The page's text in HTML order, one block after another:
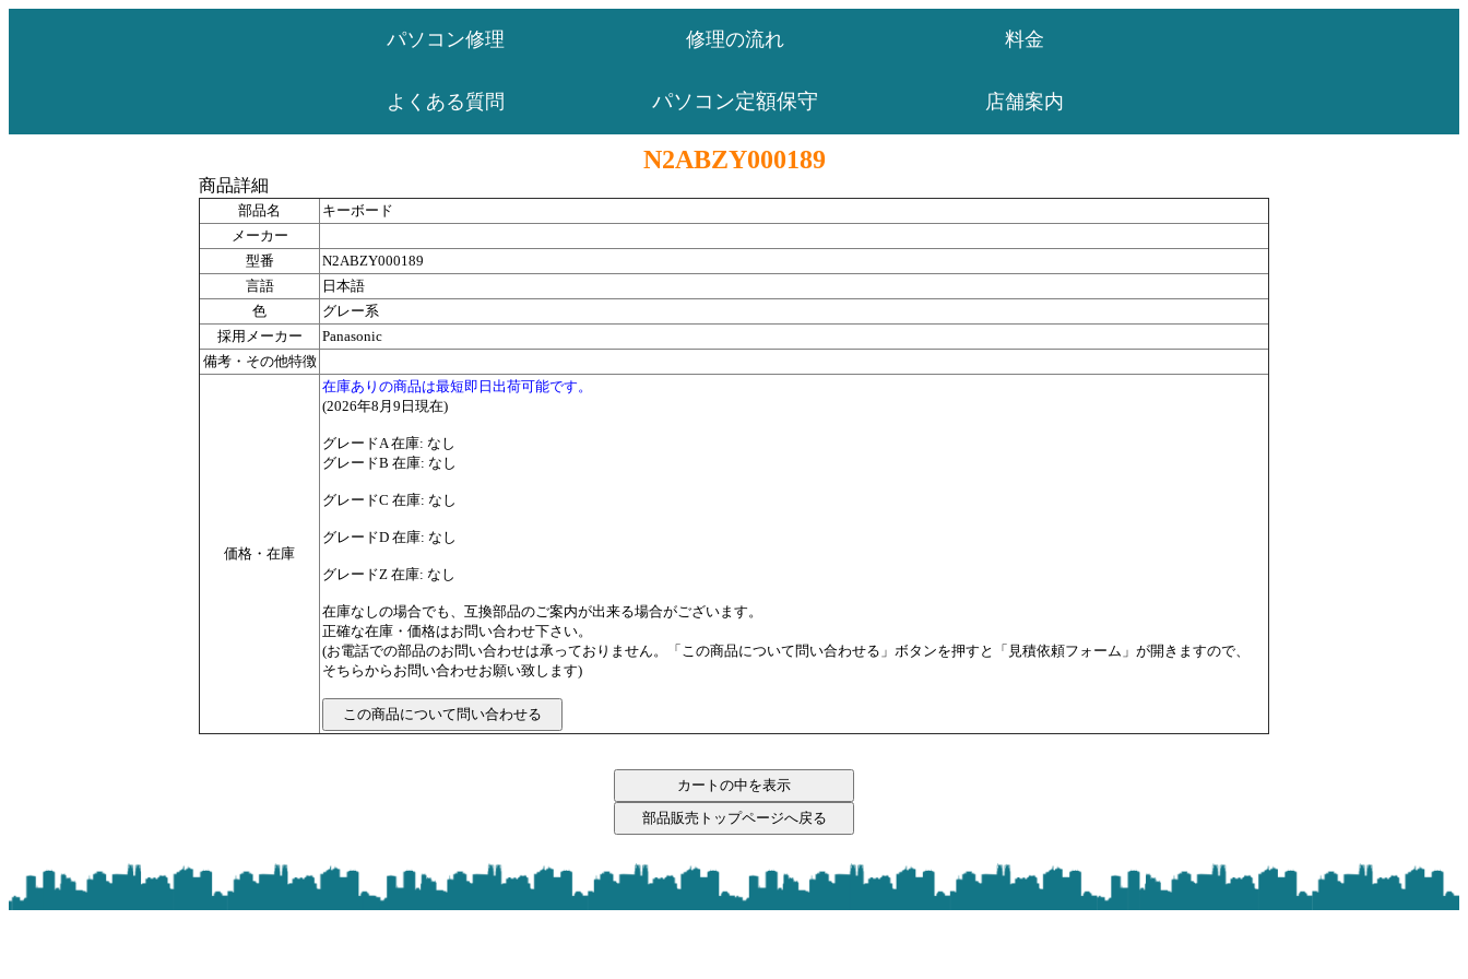
パソコン修理 修理の流れ 料金
よくある質問 パソコン定額保守 店舗案内
N2ABZY000189
商品詳細
部品名
キーボード
メーカー
型番
N2ABZY000189
言語
日本語
色
グレー系
採用メーカー
Panasonic
備考・その他特徴
価格・在庫
在庫ありの商品は最短即日出荷可能です。
(2026年8月9日現在)
グレードA 在庫: なし
グレードB 在庫: なし
グレードC 在庫: なし
グレードD 在庫: なし
グレードZ 在庫: なし
在庫なしの場合でも、互換部品のご案内が出来る場合がございます。
正確な在庫・価格はお問い合わせ下さい。
(お電話での部品のお問い合わせは承っておりません。「この商品について問い合わせる」ボタンを押すと「見積依頼フォーム」が開きますので、
そちらからお問い合わせお願い致します)